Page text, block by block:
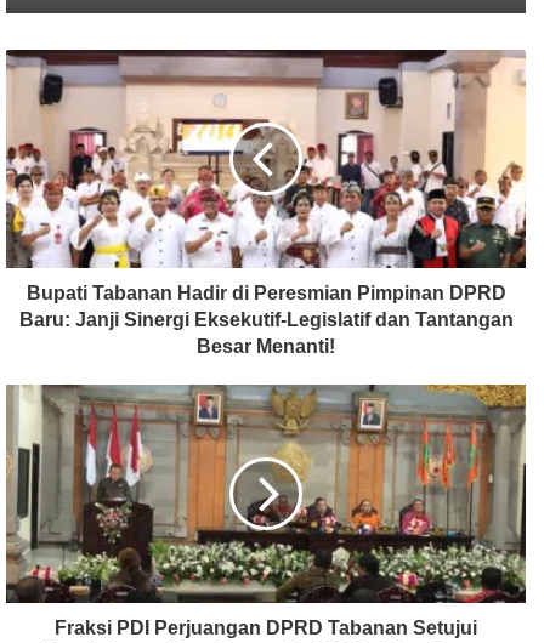
Bupati Tabanan Hadir di Peresmian Pimpinan DPRD
Baru: Janji Sinergi Eksekutif-Legislatif dan Tantangan
Besar Menanti!
Fraksi PDI Perjuangan DPRD Tabanan Setujui